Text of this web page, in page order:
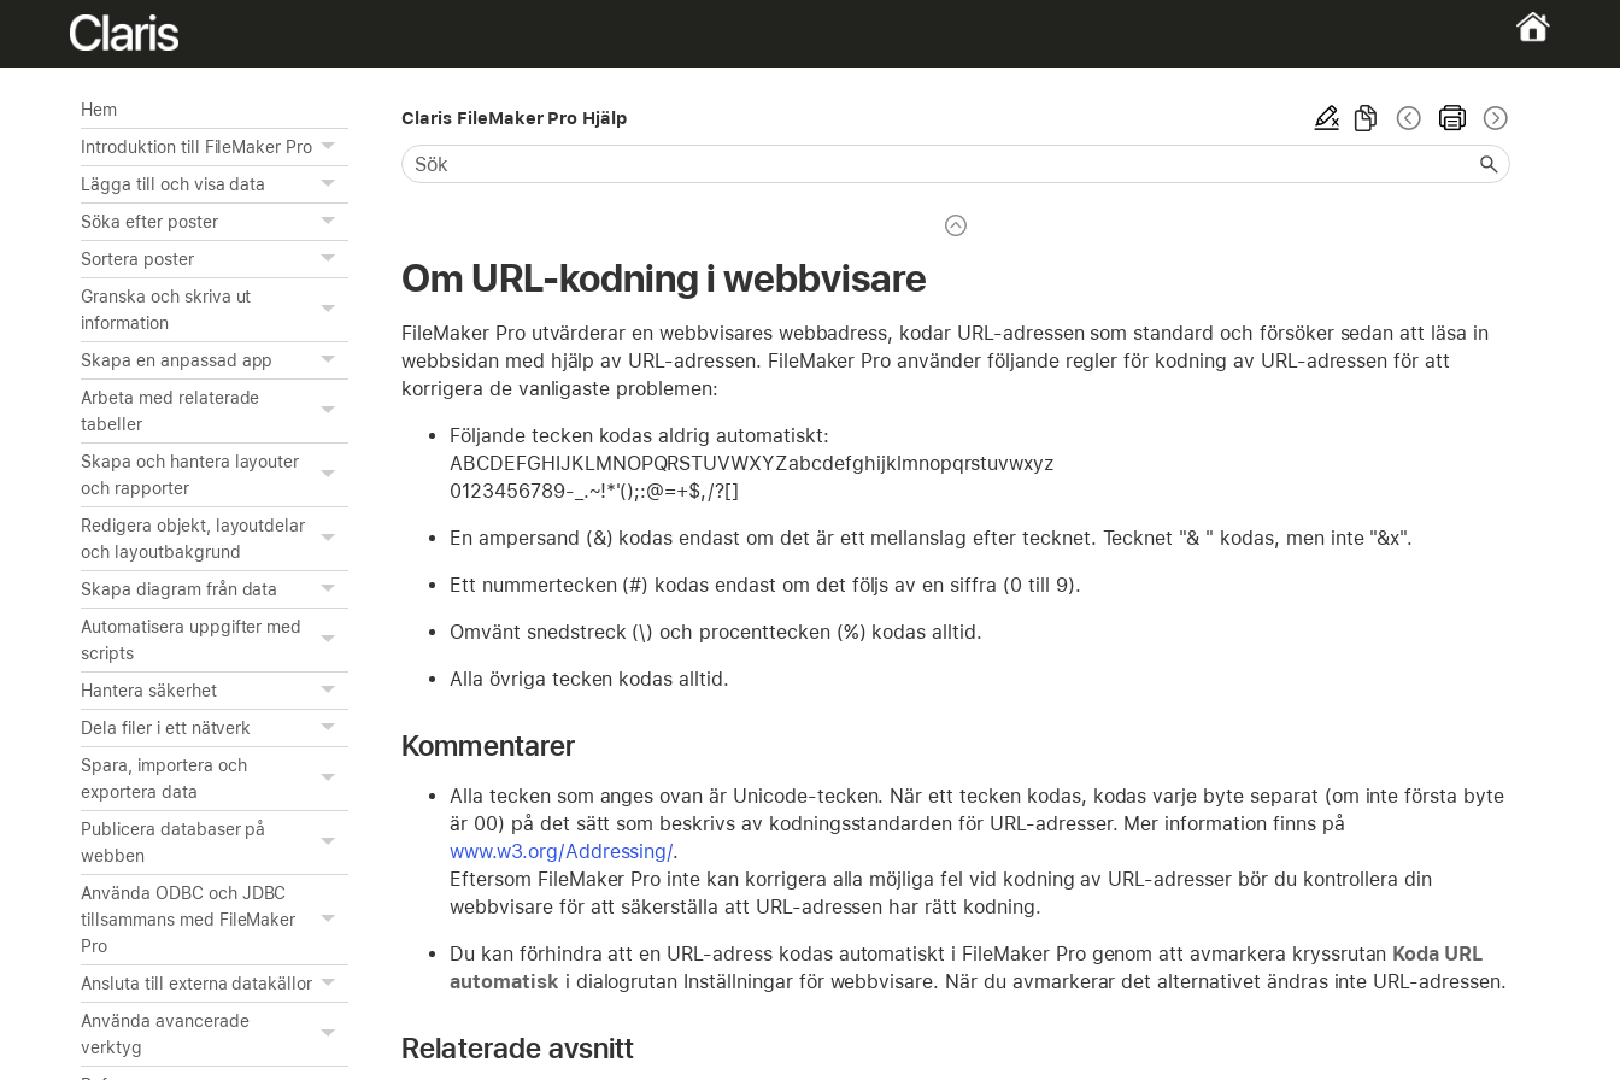
Hem
Introduktion till FileMaker Pro
Lägga till och visa data
Söka efter poster
Sortera poster
Granska och skriva ut
information
Skapa en anpassad app
Arbeta med relaterade
tabeller
Skapa och hantera layouter
och rapporter
Redigera objekt, layoutdelar
och layoutbakgrund
Skapa diagram från data
Automatisera uppgifter med
scripts
Hantera säkerhet
Dela filer i ett nätverk
Spara, importera och
exportera data
Publicera databaser på
webben
Använda ODBC och JDBC
tillsammans med FileMaker
Pro
Ansluta till externa datakällor
Använda avancerade
verktyg
Claris FileMaker Pro Hjälp
Om URL-kodning i webbvisare
FileMaker Pro utvärderar en webbvisares webbadress, kodar URL-adressen som standard och försöker sedan att läsa in
webbsidan med hjälp av URL-adressen. FileMaker Pro använder följande regler för kodning av URL-adressen för att
korrigera de vanligaste problemen:
Följande tecken kodas aldrig automatiskt:
ABCDEFGHIJKLMNOPQRSTUVWXYZabcdefghijklmnopqrstuvwxyz
0123456789-_.~!*'();:@=+$,/?[]
En ampersand (&) kodas endast om det är ett mellanslag efter tecknet. Tecknet "& " kodas, men inte "&x".
Ett nummertecken (#) kodas endast om det följs av en siffra (0 till 9).
Omvänt snedstreck (\) och procenttecken (%) kodas alltid.
Alla övriga tecken kodas alltid.
Kommentarer
Alla tecken som anges ovan är Unicode-tecken. När ett tecken kodas, kodas varje byte separat (om inte första byte
är 00) på det sätt som beskrivs av kodningsstandarden för URL-adresser. Mer information finns på
www.w3.org/Addressing/.
Eftersom FileMaker Pro inte kan korrigera alla möjliga fel vid kodning av URL-adresser bör du kontrollera din
webbvisare för att säkerställa att URL-adressen har rätt kodning.
Du kan förhindra att en URL-adress kodas automatiskt i FileMaker Pro genom att avmarkera kryssrutan Koda URL
automatisk i dialogrutan Inställningar för webbvisare. När du avmarkerar det alternativet ändras inte URL-adressen.
Relaterade avsnitt